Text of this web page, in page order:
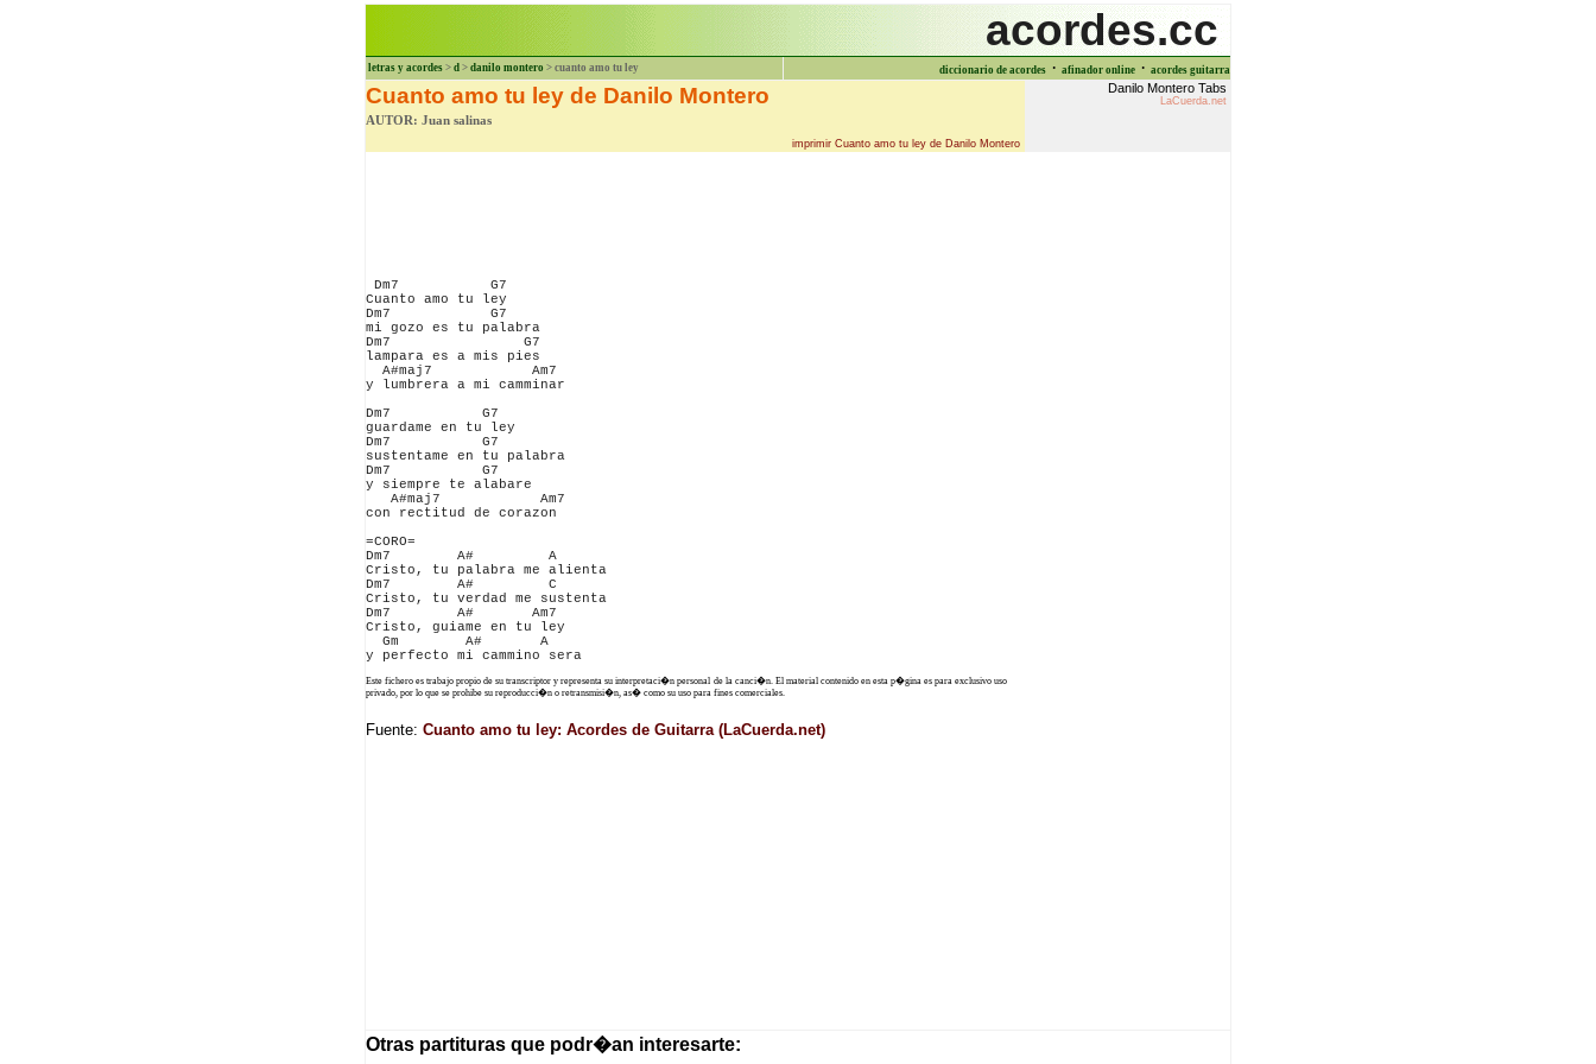
acordes.cc
letras y acordes > d > danilo montero > cuanto amo tu ley diccionario de acordes · afinador online · acordes guitarra
Cuanto amo tu ley de Danilo Montero
AUTOR: Juan salinas
Danilo Montero Tabs
LaCuerda.net
imprimir Cuanto amo tu ley de Danilo Montero
Dm7           G7
Cuanto amo tu ley
Dm7            G7
mi gozo es tu palabra
Dm7                G7
lampara es a mis pies
  A#maj7            Am7
y lumbrera a mi camminar
Dm7           G7
guardame en tu ley
Dm7           G7
sustentame en tu palabra
Dm7           G7
y siempre te alabare
   A#maj7            Am7
con rectitud de corazon
=CORO=
Dm7        A#         A
Cristo, tu palabra me alienta
Dm7        A#         C
Cristo, tu verdad me sustenta
Dm7        A#       Am7
Cristo, guiame en tu ley
  Gm        A#       A
Este fichero es trabajo propio de su transcriptor y representa su interpretaci�n personal de la canci�n. El material contenido en esta p�gina es para exclusivo uso
privado, por lo que se prohibe su reproducci�n o retransmisi�n, as� como su uso para fines comerciales.
Fuente: Cuanto amo tu ley: Acordes de Guitarra (LaCuerda.net)
Otras partituras que podr�an interesarte: